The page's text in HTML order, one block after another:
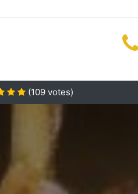
(109 votes)